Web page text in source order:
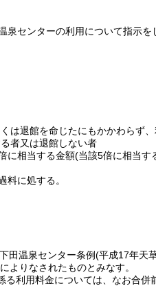
センターの利用について指示を
は退館を命じたにもかかわらず
者又は退館しない者
に相当する金額(当該5倍に相当す
料に処する。
田温泉センター条例(平成17年天
よりなされたものとみなす。
利用料金については、なお合併